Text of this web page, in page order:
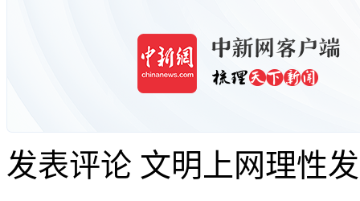
发表评论 文明上网理性